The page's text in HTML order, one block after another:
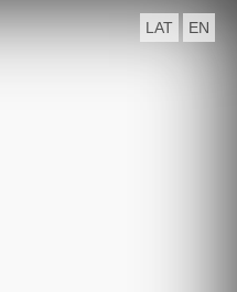
LAT EN